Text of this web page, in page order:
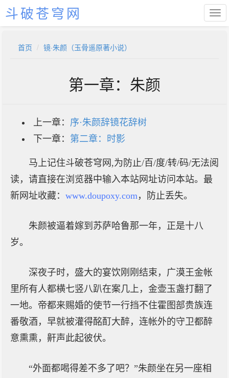
斗破苍穹网
首页 镜·朱颜（玉骨遥原著小说）
第一章：朱颜
上一章： 序·朱颜辞镜花辞树
下一章： 第二章：时影
马上记住斗破苍穹网,为防止/百/度/转/码/无法阅
读，请直接在浏览器中输入本站网址访问本站。最
新网址收藏： www.doupoxy.com，防止丢失。
朱颜被逼着嫁到苏萨哈鲁那一年，正是十八
岁。
深夜子时，盛大的宴饮刚刚结束，广漠王金帐
里所有人都横七竖八趴在案几上，金壶玉盏打翻了
一地。帝都来赐婚的使节一行挡不住霍图部贵族连
番敬酒，早就被灌得酩酊大醉，连帐外的守卫都醉
意熏熏，鼾声此起彼伏。
“外面都喝得差不多了吧？”朱颜坐在另一座相